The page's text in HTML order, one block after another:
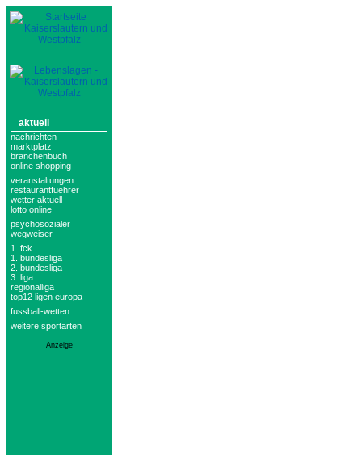
aktuell
nachrichten
marktplatz
branchenbuch
online shopping
veranstaltungen
restaurantfuehrer
wetter aktuell
lotto online
psychosozialer
wegweiser
1. fck
1. bundesliga
2. bundesliga
3. liga
regionalliga
top12 ligen europa
fussball-wetten
weitere sportarten
Anzeige